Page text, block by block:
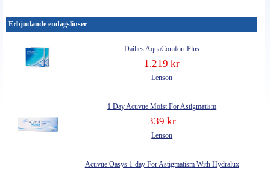
Erbjudande endagslinser
Dailies AquaComfort Plus
1.219 kr
Lenson
1 Day Acuvue Moist For Astigmatism
339 kr
Lenson
Acuvue Oasys 1-day For Astigmatism With Hydralux